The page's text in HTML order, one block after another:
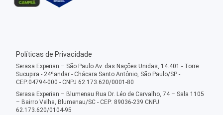
Políticas de Privacidade
Serasa Experian – São Paulo Av. das Nações Unidas, 14.401 - Torre
Sucupira - 24ºandar - Chácara Santo Antônio, São Paulo/SP -
CEP:04794-000 - CNPJ 62.173.620/0001-80
Serasa Experian – Blumenau Rua Dr. Léo de Carvalho, 74 – Sala 1105
– Bairro Velha, Blumenau/SC - CEP: 89036-239 CNPJ
62.173.620/0104-95